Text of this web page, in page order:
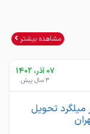
مشاهده بیشتر
07 آذر، 1402
3 سال پیش
میلگرد تحویل